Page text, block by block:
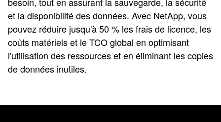
et la disponibilité des données. Avec NetApp, vous
pouvez réduire jusqu'à 50 % les frais de licence, les
coûts matériels et le TCO global en optimisant
l'utilisation des ressources et en éliminant les copies
de données inutiles.